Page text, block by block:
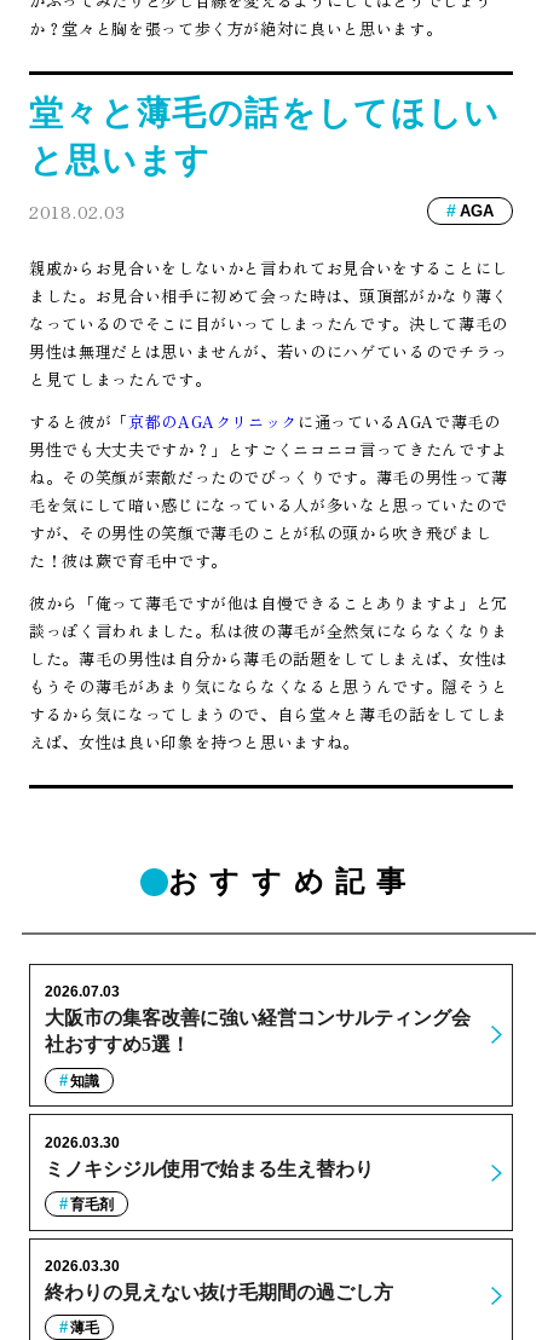
か？堂々と胸を張って歩く方が絶対に良いと思います。
堂々と薄毛の話をしてほしい
と思います
2018.02.03 AGA
親戚からお見合いをしないかと言われてお見合いをすることにし
ました。お見合い相手に初めて会った時は、頭頂部がかなり薄く
なっているのでそこに目がいってしまったんです。決して薄毛の
男性は無理だとは思いませんが、若いのにハゲているのでチラっ
と見てしまったんです。
すると彼が「京都のAGAクリニック に通っているAGAで薄毛の
男性でも大丈夫ですか？」とすごくニコニコ言ってきたんですよ
ね。その笑顔が素敵だったのでびっくりです。薄毛の男性って薄
毛を気にして暗い感じになっている人が多いなと思っていたので
すが、その男性の笑顔で薄毛のことが私の頭から吹き飛びまし
た！彼は蕨で育毛中です。
彼から「俺って薄毛ですが他は自慢できることありますよ」と冗
談っぽく言われました。私は彼の薄毛が全然気にならなくなりま
した。薄毛の男性は自分から薄毛の話題をしてしまえば、女性は
もうその薄毛があまり気にならなくなると思うんです。隠そうと
するから気になってしまうので、自ら堂々と薄毛の話をしてしま
えば、女性は良い印象を持つと思いますね。
おすすめ記事
大阪市の集客改善に強い経営コンサルティング会
社おすすめ5選！
2026.07.03
知識
ミノキシジル使用で始まる生え替わり
2026.03.30
育毛剤
終わりの見えない抜け毛期間の過ごし方
2026.03.30
薄毛